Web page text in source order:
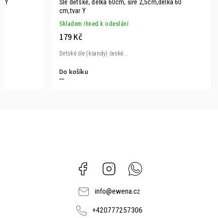
Y
Šle dětské, délka 60cm, šíře 2,5cm,délka 60
cm,tvar Y
Skladem ihned k odeslání
179 Kč
Do košíku
Dětské šle (kšandy) české...
Facebook Instagram
info@ewena.cz
+420777257306